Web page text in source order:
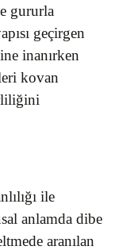
gururla
geçirgen
inanırken
kovan
ile
anlamda dibe
aranılan